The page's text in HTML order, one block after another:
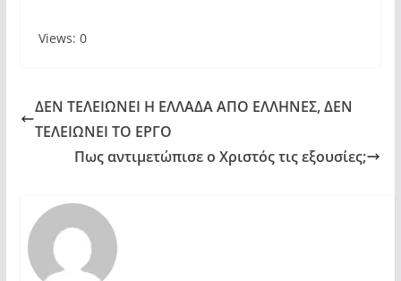
Views: 0
ΔΕΝ ΤΕΛΕΙΩΝΕΙ Η ΕΛΛΑΔΑ ΑΠΟ ΕΛΛΗΝΕΣ, ΔΕΝ
ΤΕΛΕΙΩΝΕΙ ΤΟ ΕΡΓΟ
Πως αντιμετώπισε ο Χριστός τις εξουσίες;